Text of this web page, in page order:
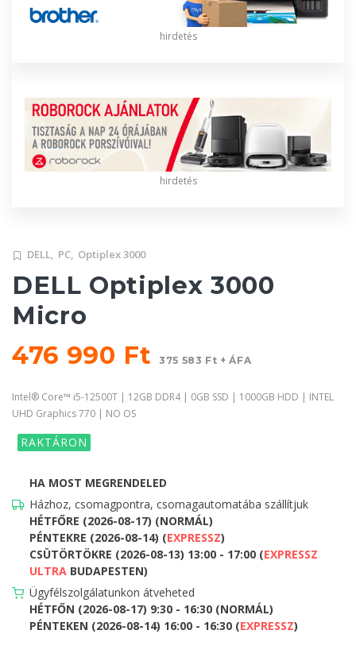
hirdetés
hirdetés
DELL, PC, Optiplex 3000
DELL Optiplex 3000
Micro
476 990 Ft
375 583 Ft + ÁFA
Intel® Core™ i5-12500T | 12GB DDR4 | 0GB SSD | 1000GB HDD | INTEL
UHD Graphics 770 | NO OS
RAKTÁRON
HA MOST MEGRENDELED
Házhoz, csomagpontra, csomagautomatába szállítjuk
HÉTFŐRE (2026-08-17) (NORMÁL)
PÉNTEKRE (2026-08-14) (EXPRESSZ)
CSÜTÖRTÖKRE (2026-08-13) 13:00 - 17:00 (EXPRESSZ
ULTRA BUDAPESTEN)
Ügyfélszolgálatunkon átveheted
HÉTFŐN (2026-08-17) 9:30 - 16:30 (NORMÁL)
PÉNTEKEN (2026-08-14) 16:00 - 16:30 (EXPRESSZ)